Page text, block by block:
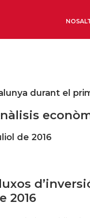
durant el
de 2016
2016